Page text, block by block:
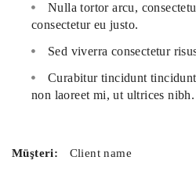
Nulla tortor arcu,
consectetur eu justo.
Sed viverra consectetur
Curabitur tincidunt
non laoreet mi, ut ultrices nibh.
Müşteri:
Client name